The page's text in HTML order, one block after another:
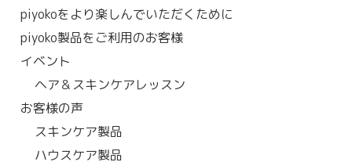
piyokoをより楽しんでいただくために
piyoko製品をご利用のお客様
イベント
ヘア＆スキンケアレッスン
お客様の声
スキンケア製品
ハウスケア製品